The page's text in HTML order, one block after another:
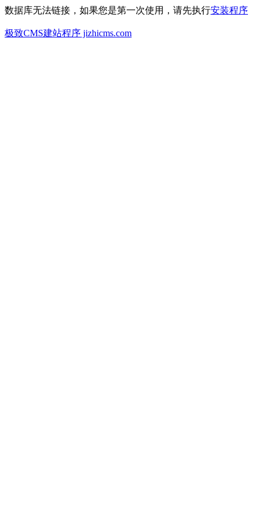
数据库无法链接，如果您是第一次使用，请先执行安装程序
极致CMS建站程序 jizhicms.com